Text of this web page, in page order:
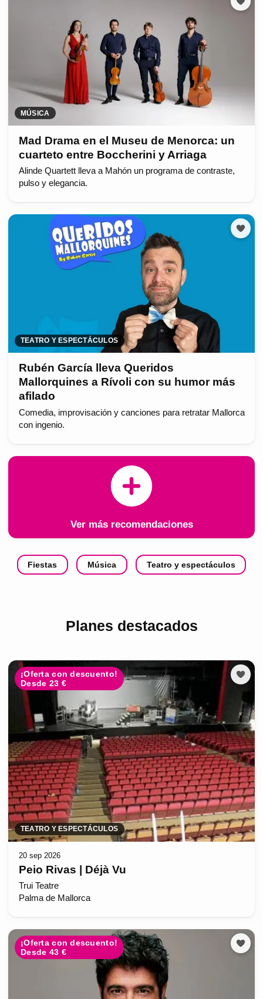
MÚSICA
Mad Drama en el Museu de Menorca: un
cuarteto entre Boccherini y Arriaga
Alinde Quartett lleva a Mahón un programa de contraste,
pulso y elegancia.
TEATRO Y ESPECTÁCULOS
Rubén García lleva Queridos
Mallorquines a Rívoli con su humor más
afilado
Comedia, improvisación y canciones para retratar Mallorca
con ingenio.
Ver más recomendaciones
Fiestas Música Teatro y espectáculos
Planes destacados
¡Oferta con descuento!
Desde 23 €
TEATRO Y ESPECTÁCULOS
20 sep 2026
Peio Rivas | Déjà Vu
Trui Teatre
Palma de Mallorca
¡Oferta con descuento!
Desde 43 €